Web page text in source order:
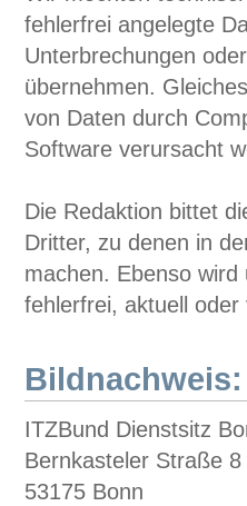
fehlerfrei angelegte
Unterbrechungen
übernehmen.
von Daten durch
Software verursacht
Die Redaktion bittet
Dritter, zu denen in
machen. Ebenso
fehlerfrei, aktuell oder
Bildnachweis:
ITZBund Dienstsitz
Bernkasteler Straße 8
53175 Bonn